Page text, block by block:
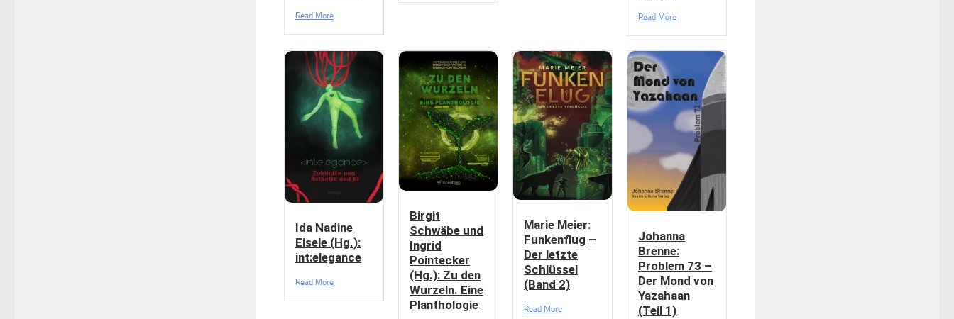
Read More Read More
Ida Nadine
Eisele (Hg.):
int:elegance
Read More
Birgit
Schwäbe und
Ingrid
Pointecker
(Hg.): Zu den
Wurzeln. Eine
Planthologie
Marie Meier:
Funkenflug –
Der letzte
Schlüssel
(Band 2)
Read More
Johanna
Brenne:
Problem 73 –
Der Mond von
Yazahaan
(Teil 1)